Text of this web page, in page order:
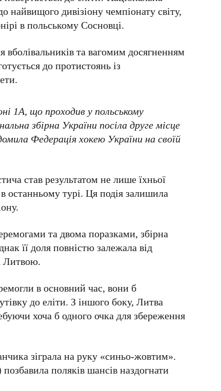
найвищого дивізіону чемпіонату світу,
в польськомуСосновці.
та вагомим досягненням
до протистоянь із
1А, що проходив у польському
збірна України посіла друге місце
Федерація хокею Українина своїй
став результатом не лише їхньої
останньому турі. Ця подія залишила
тадвома поразками, збірна
її доля повністю залежала від
Литвою.
в основний час, вони б
до еліти. З іншого боку, Литва
хоча б одного очка для збереження
зіграла на руку «синьо-жовтим».
позбавила поляків шансів наздогнати